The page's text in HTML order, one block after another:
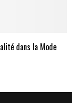
dans la Mode